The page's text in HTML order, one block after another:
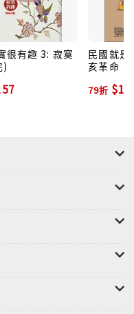
很有趣 3: 寂寞
)
民國就是
亥革命
79折